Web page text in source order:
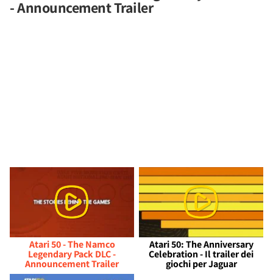
- Announcement Trailer
Atari 50 - The Namco
Legendary Pack DLC -
Announcement Trailer
Atari 50: The Anniversary
Celebration - Il trailer dei
giochi per Jaguar